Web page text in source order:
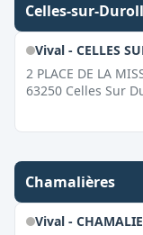
Celles-sur-
Vival - CELLES
2 PLACE DE LA
63250 Celles Sur
Chamalières
Vival -